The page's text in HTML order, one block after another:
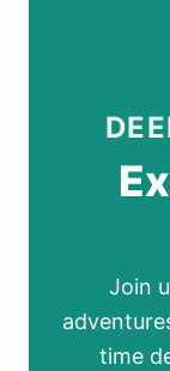
Join
time